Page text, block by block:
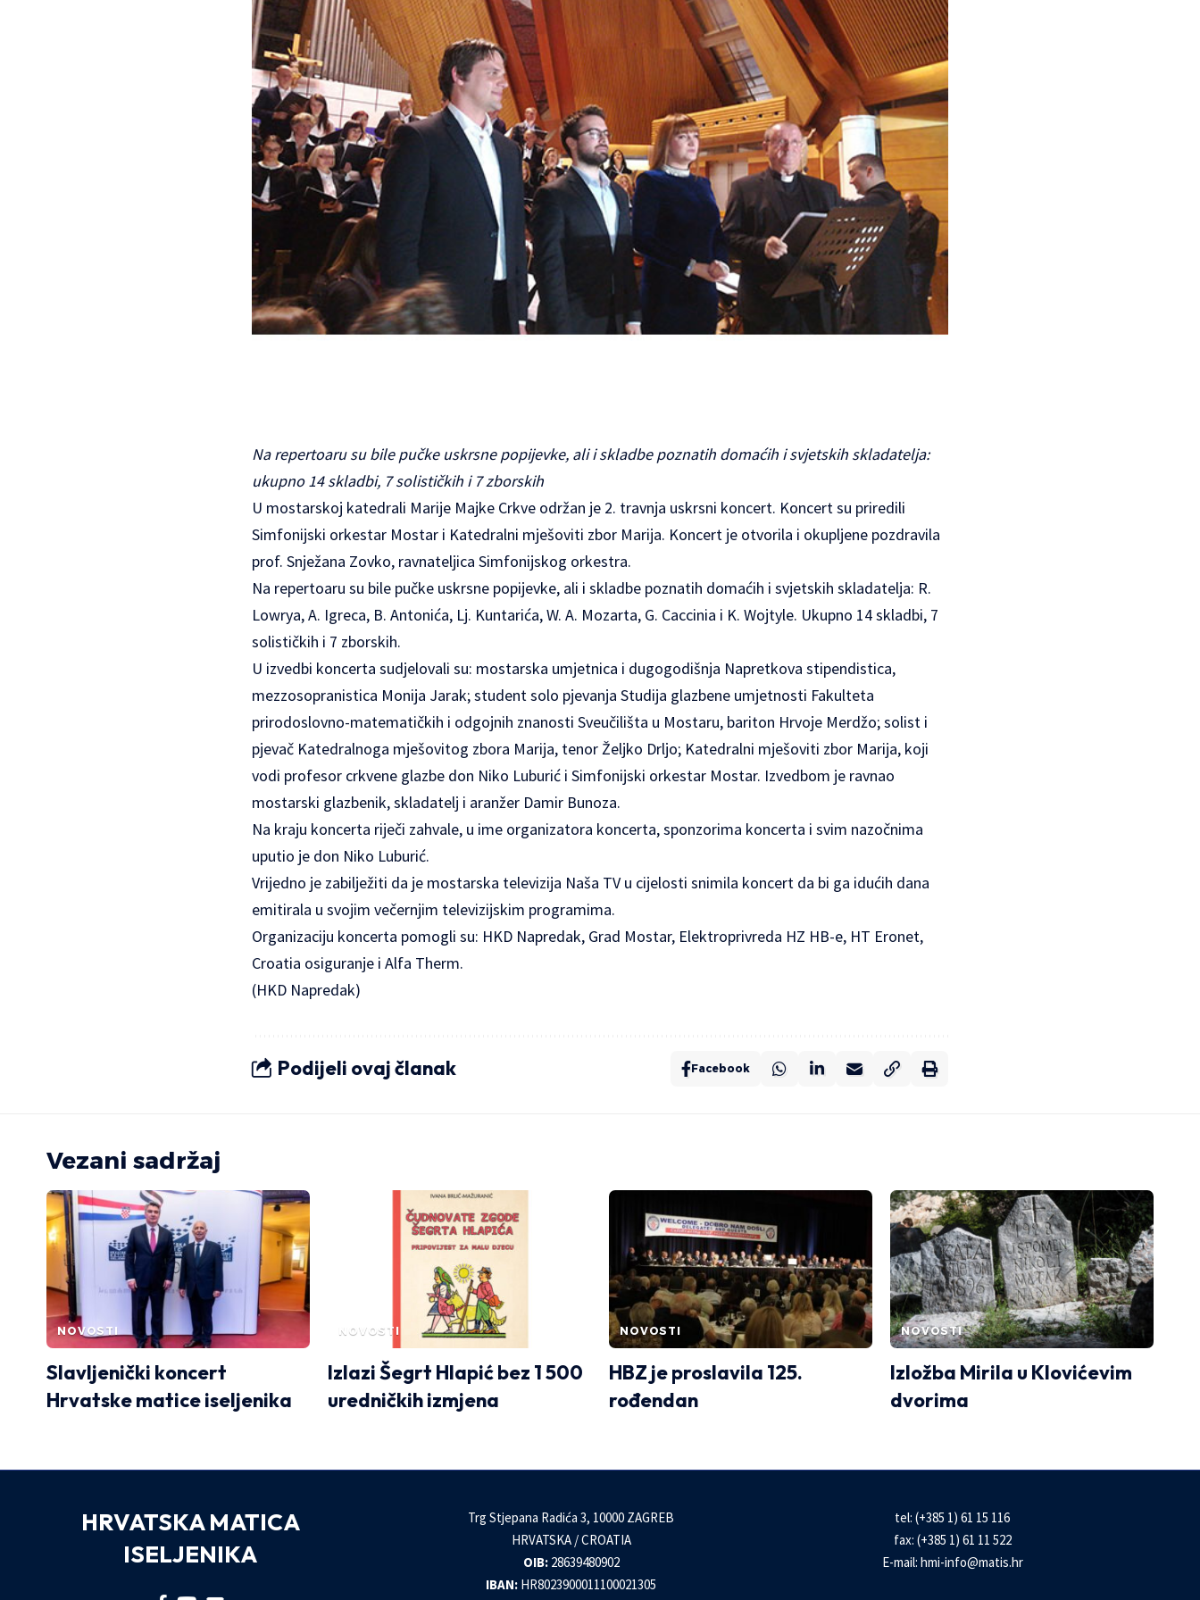
Na repertoaru su bile pučke uskrsne popijevke, ali i skladbe poznatih domaćih i svjetskih skladatelja:
ukupno 14 skladbi, 7 solističkih i 7 zborskih
U mostarskoj katedrali Marije Majke Crkve održan je 2. travnja uskrsni koncert. Koncert su priredili
Simfonijski orkestar Mostar i Katedralni mješoviti zbor Marija. Koncert je otvorila i okupljene pozdravila
prof. Snježana Zovko, ravnateljica Simfonijskog orkestra.
Na repertoaru su bile pučke uskrsne popijevke, ali i skladbe poznatih domaćih i svjetskih skladatelja: R.
Lowrya, A. Igreca, B. Antonića, Lj. Kuntarića, W. A. Mozarta, G. Caccinia i K. Wojtyle. Ukupno 14 skladbi, 7
solističkih i 7 zborskih.
U izvedbi koncerta sudjelovali su: mostarska umjetnica i dugogodišnja Napretkova stipendistica,
mezzosopranistica Monija Jarak; student solo pjevanja Studija glazbene umjetnosti Fakulteta
prirodoslovno-matematičkih i odgojnih znanosti Sveučilišta u Mostaru, bariton Hrvoje Merdžo; solist i
pjevač Katedralnoga mješovitog zbora Marija, tenor Željko Drljo; Katedralni mješoviti zbor Marija, koji
vodi profesor crkvene glazbe don Niko Luburić i Simfonijski orkestar Mostar. Izvedbom je ravnao
mostarski glazbenik, skladatelj i aranžer Damir Bunoza.
Na kraju koncerta riječi zahvale, u ime organizatora koncerta, sponzorima koncerta i svim nazočnima
uputio je don Niko Luburić.
Vrijedno je zabilježiti da je mostarska televizija Naša TV u cijelosti snimila koncert da bi ga idućih dana
emitirala u svojim večernjim televizijskim programima.
Organizaciju koncerta pomogli su: HKD Napredak, Grad Mostar, Elektroprivreda HZ HB-e, HT Eronet,
Croatia osiguranje i Alfa Therm.
(HKD Napredak)
Podijeli ovaj članak Facebook
Vezani sadržaj
NOVOSTI
Slavljenički koncert
Hrvatske matice iseljenika
NOVOSTI
Izlazi Šegrt Hlapić bez 1 500
uredničkih izmjena
NOVOSTI
HBZ je proslavila 125.
rođendan
NOVOSTI
Izložba Mirila u Klovićevim
dvorima
HRVATSKA MATICA
ISELJENIKA
Trg Stjepana Radića 3, 10000 ZAGREB
HRVATSKA / CROATIA
OIB:28639480902
IBAN: HR8023900011100021305
tel: (+385 1) 61 15 116
fax: (+385 1) 61 11 522
E-mail: hmi-info@matis.hr